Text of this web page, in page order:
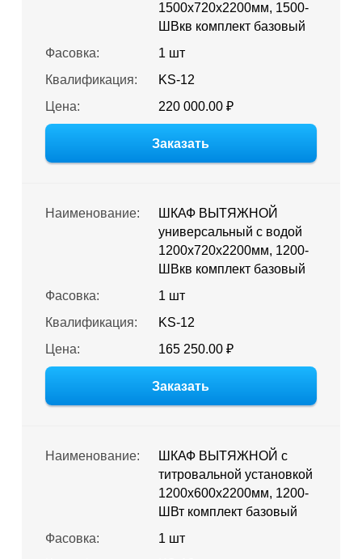
1500х720х2200мм, 1500-
ШВкв комплект базовый
Фасовка:
1 шт
Квалификация:
KS-12
Цена:
220 000.00 ₽
Заказать
Наименование:
ШКАФ ВЫТЯЖНОЙ
универсальный с водой
1200х720х2200мм, 1200-
ШВкв комплект базовый
Фасовка:
1 шт
Квалификация:
KS-12
Цена:
165 250.00 ₽
Заказать
Наименование:
ШКАФ ВЫТЯЖНОЙ с
титровальной установкой
1200х600х2200мм, 1200-
ШВт комплект базовый
Фасовка:
1 шт